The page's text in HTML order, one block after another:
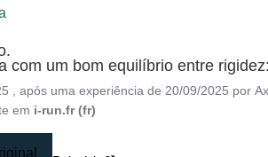
com um bom equilíbrio entre
, após uma experiência de 20/09/2025 por
em i-run.fr (fr)